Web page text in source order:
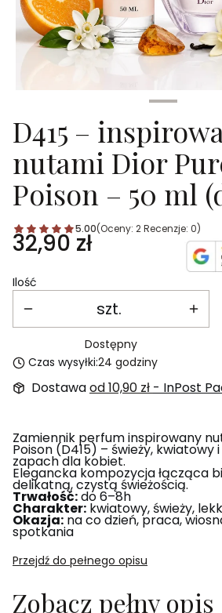
D415 –
nutami Dior
Poison – 50 ml
5.00(Oceny: 2 Recenzje: 0)
Cena
32,90 zł
Ilość
szt.
Dostępny
Czas wysyłki:24 godziny
Dostawaod 10,90 zł - InPost
Zamiennik perfum inspirowany
Poison (D415) – świeży, kwiatowy
zapach dla kobiet.
Elegancka kompozycja łącząca
delikatną, czystą świeżością.
Trwałość:do 6–8h
Charakter: kwiatowy, świeży,
Okazja: na co dzień, praca,
spotkania
Przejdź do pełnego opisu
Zobacz pełny opis